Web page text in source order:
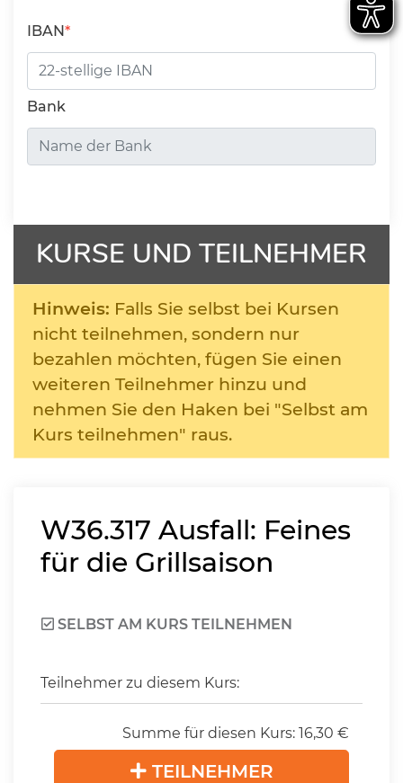
IBAN
Bank
KURSE UND TEILNEHMER
Hinweis: Falls Sie selbst bei Kursen
nicht teilnehmen, sondern nur
bezahlen möchten, fügen Sie einen
weiteren Teilnehmer hinzu und
nehmen Sie den Haken bei "Selbst am
Kurs teilnehmen" raus.
W36.317 Ausfall: Feines
für die Grillsaison
SELBST AM KURS TEILNEHMEN
Teilnehmer zu diesem Kurs:
Summe für diesen Kurs: 16,30 €
TEILNEHMER